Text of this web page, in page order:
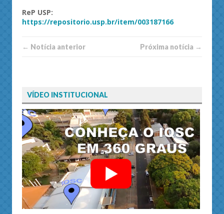
ReP USP:
https://repositorio.usp.br/item/003187166
← Notí­cia anterior Próxima notí­­cia →
VÍDEO INSTITUCIONAL